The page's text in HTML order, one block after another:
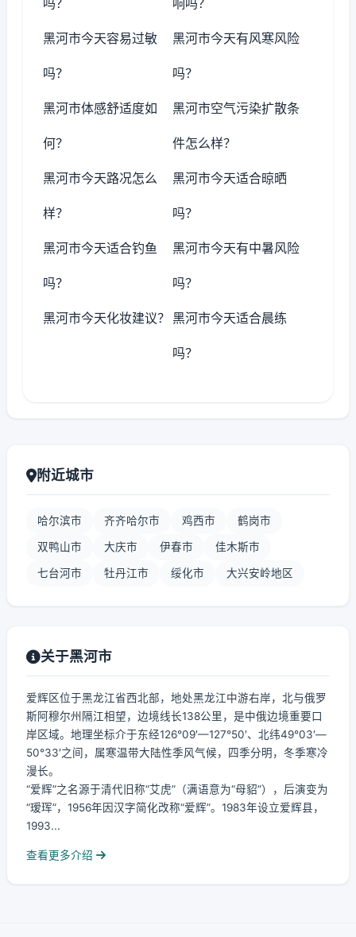
吗？ 响吗？
黑河市今天容易过敏
吗？
黑河市今天有风寒风险
吗？
黑河市体感舒适度如
何？
黑河市空气污染扩散条
件怎么样？
黑河市今天路况怎么
样？
黑河市今天适合晾晒
吗？
黑河市今天适合钓鱼
吗？
黑河市今天有中暑风险
吗？
黑河市今天化妆建议？ 黑河市今天适合晨练
吗？
附近城市
哈尔滨市 齐齐哈尔市 鸡西市 鹤岗市
双鸭山市 大庆市 伊春市 佳木斯市
七台河市 牡丹江市 绥化市 大兴安岭地区
关于黑河市
爱辉区位于黑龙江省西北部，地处黑龙江中游右岸，北与俄罗
斯阿穆尔州隔江相望，边境线长138公里，是中俄边境重要口
岸区域。地理坐标介于东经126°09′—127°50′、北纬49°03′—
50°33′之间，属寒温带大陆性季风气候，四季分明，冬季寒冷
漫长。
“爱辉”之名源于清代旧称“艾虎”（满语意为“母貂”），后演变为
“瑷珲”，1956年因汉字简化改称“爱辉”。1983年设立爱辉县，
1993...
查看更多介绍